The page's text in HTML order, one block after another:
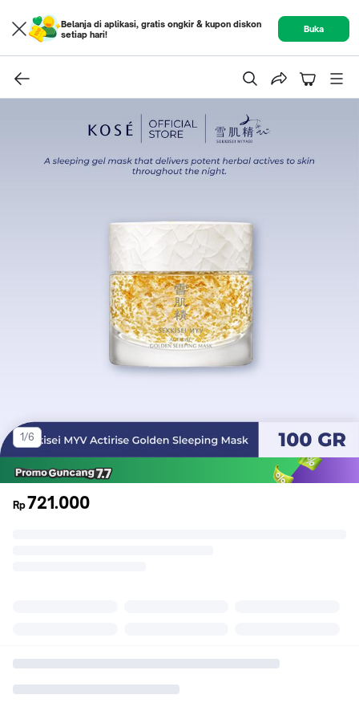
Belanja di aplikasi, gratis ongkir & kupon diskon
setiap hari!
Buka
1/6
Rp721.000